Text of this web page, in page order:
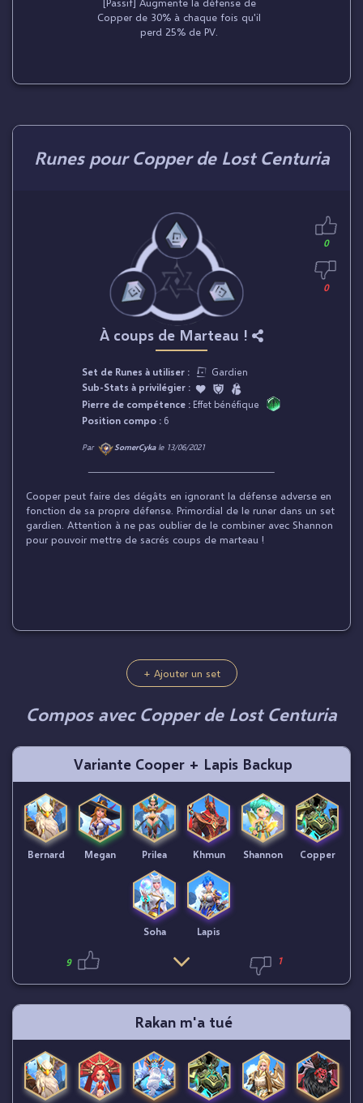
Copper de 30% à chaque fois qu'il
perd 25% de PV.
Runes pour Copper de Lost Centuria
À coups de Marteau !
Set de Runes à utiliser :
Gardien
Sub-Stats à privilégier :
Pierre de compétence : Effet bénéfique
Position compo : 6
Par SomerCyka le 13/06/2021
Cooper peut faire des dégâts en ignorant la défense adverse en
fonction de sa propre défense. Primordial de le runer dans un set
gardien. Attention à ne pas oublier de le combiner avec Shannon
pour pouvoir mettre de sacrés coups de marteau !
0
0
+ Ajouter un set
Compos avec Copper de Lost Centuria
Variante Cooper + Lapis Backup
9 1
Bernard Megan Prilea Khmun Shannon Copper
Soha Lapis
Rakan m'a tué